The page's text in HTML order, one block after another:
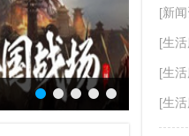
少年三国
[新
[生
[生
[生